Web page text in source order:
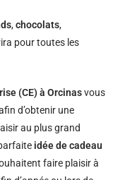
,chocolats,
pour toutes les
(CE) à Orcinasvous
d’obtenir une
au plus grand
idée de cadeau
faire plaisir à